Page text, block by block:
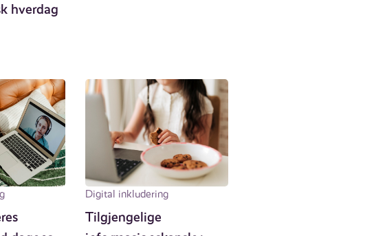
hverdag
Digital inkludering
Tilgjengelige